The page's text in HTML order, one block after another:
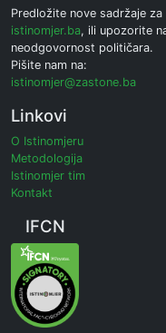
Predložite nove sadržaje za
istinomjer.ba, ili upozorite
neodgovornost političara.
Pišite nam na:
istinomjer@zastone.ba
Linkovi
O Istinomjeru
Metodologija
Istinomjer tim
Kontakt
IFCN